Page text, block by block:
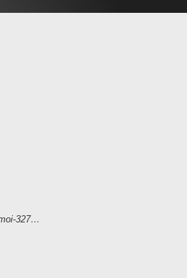
http://facebook.com/Toile-et-moi-327459350627274/